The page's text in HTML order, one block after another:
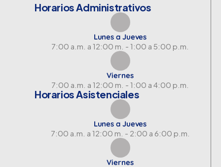
Horarios Administrativos
Lunes a Jueves
7:00 a.m. a 12:00 m. - 1:00 a 5:00 p.m.
Viernes
7:00 a.m. a 12:00 m. - 1:00 a 4:00 p.m.
Horarios Asistenciales
Lunes a Jueves
7:00 a.m. a 12:00 m. - 2:00 a 6:00 p.m.
Viernes